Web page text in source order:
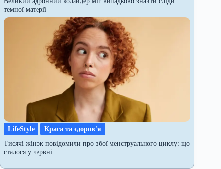
темної матерії
LifeStyle
Краса та здоров'я
Тисячі жінок повідомили про збої менструального циклу: що
сталося у червні